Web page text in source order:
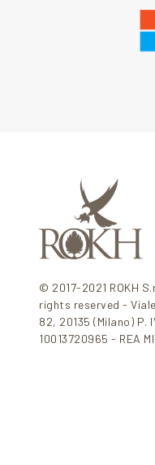
© 2017-2021 ROKH
rights reserved -
82, 20135 (Milano) P.
10013720965 - REA